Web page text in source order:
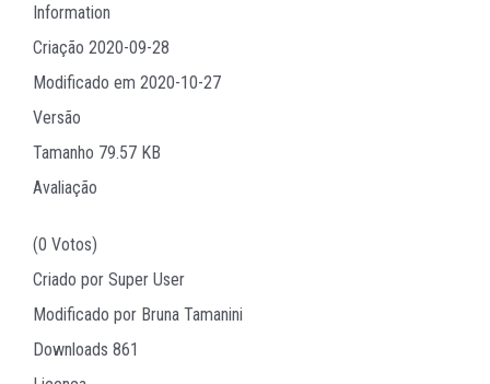
Information
Criação 2020-09-28
Modificado em 2020-10-27
Versão
Tamanho 79.57 KB
Avaliação
(0 Votos)
Criado por Super User
Modificado por Bruna Tamanini
Downloads 861